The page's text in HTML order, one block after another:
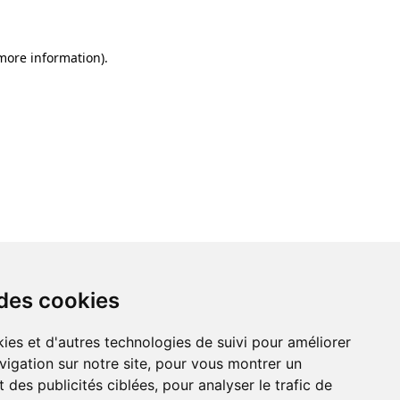
cookies
et d'autres technologies de suivi pour améliorer
sur notre site, pour vous montrer un
des publicités ciblées, pour analyser le trafic de
information).